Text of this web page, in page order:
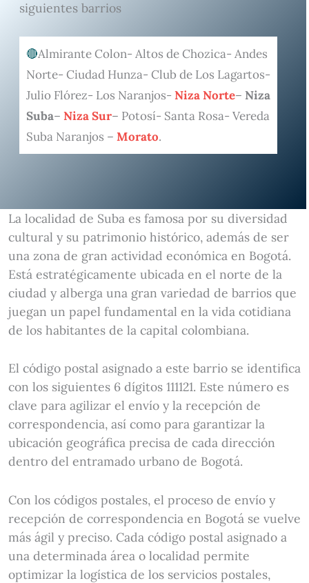
siguientes barrios
Almirante Colon- Altos de Chozica- Andes
Norte- Ciudad Hunza- Club de Los Lagartos-
Julio Flórez- Los Naranjos- Niza Norte– Niza
Suba– Niza Sur– Potosí- Santa Rosa- Vereda
Suba Naranjos – Morato.
La localidad de Suba es famosa por su diversidad
cultural y su patrimonio histórico, además de ser
una zona de gran actividad económica en Bogotá.
Está estratégicamente ubicada en el norte de la
ciudad y alberga una gran variedad de barrios que
juegan un papel fundamental en la vida cotidiana
de los habitantes de la capital colombiana.
El código postal asignado a este barrio se identifica
con los siguientes 6 dígitos 111121. Este número es
clave para agilizar el envío y la recepción de
correspondencia, así como para garantizar la
ubicación geográfica precisa de cada dirección
dentro del entramado urbano de Bogotá.
Con los códigos postales, el proceso de envío y
recepción de correspondencia en Bogotá se vuelve
más ágil y preciso. Cada código postal asignado a
una determinada área o localidad permite
optimizar la logística de los servicios postales,